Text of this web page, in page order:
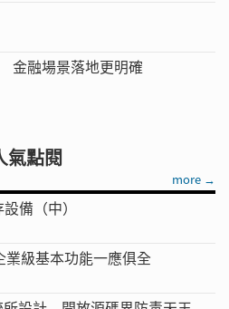
金融場景落地更明確
氣點閱
more →
備（中）
級基本功能一應俱全